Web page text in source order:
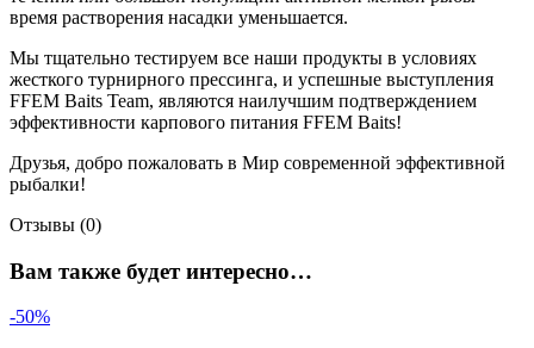
время растворения насадки уменьшается.
Мы тщательно тестируем все наши продукты в условиях
жесткого турнирного прессинга, и успешные выступления
FFEM Baits Team, являются наилучшим подтверждением
эффективности карпового питания FFEM Baits!
Друзья, добро пожаловать в Мир современной эффективной
рыбалки!
Отзывы (0)
Вам также будет интересно…
-50%